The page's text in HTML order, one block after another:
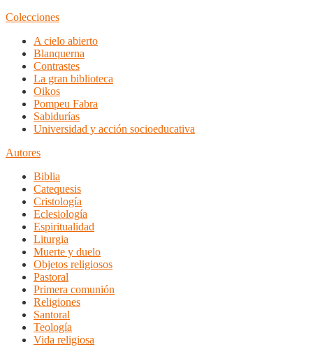
Colecciones
A cielo abierto
Blanquerna
Contrastes
La gran biblioteca
Oikos
Pompeu Fabra
Sabidurías
Universidad y acción socioeducativa
Autores
Biblia
Catequesis
Cristología
Eclesiología
Espiritualidad
Liturgia
Muerte y duelo
Objetos religiosos
Pastoral
Primera comunión
Religiones
Santoral
Teología
Vida religiosa